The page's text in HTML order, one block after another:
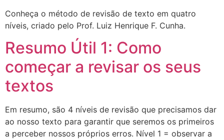
Conheça o método de revisão de texto em quatro
níveis, criado pelo Prof. Luiz Henrique F. Cunha.
Resumo Útil 1: Como
começar a revisar os seus
textos
Em resumo, são 4 níveis de revisão que precisamos dar
ao nosso texto para garantir que seremos os primeiros
a perceber nossos próprios erros. Nível 1 = observar a